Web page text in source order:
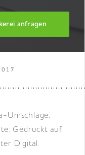
anfragen
Umschläge,
Gedruckt auf
Digital.